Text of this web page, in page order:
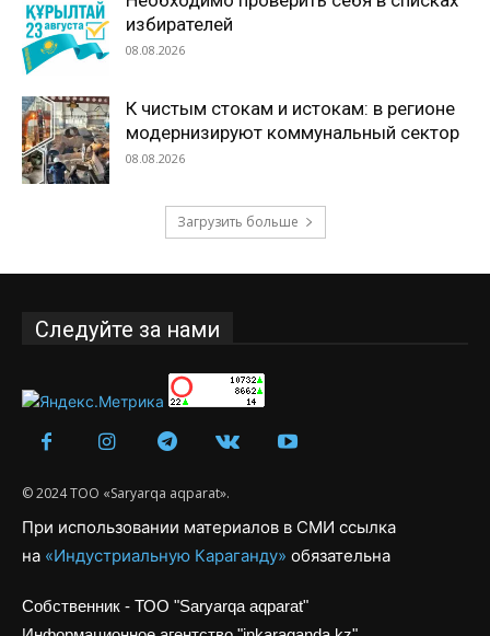
избирателей
08.08.2026
К чистым стокам и истокам: в регионе
модернизируют коммунальный сектор
08.08.2026
Загрузить больше
Следуйте за нами
© 2024 ТОО «Saryarqa aqparat».
При использовании материалов в СМИ ссылка
на «Индустриальную Караганду» обязательна
Собственник - ТОО "Saryarqa aqparat"